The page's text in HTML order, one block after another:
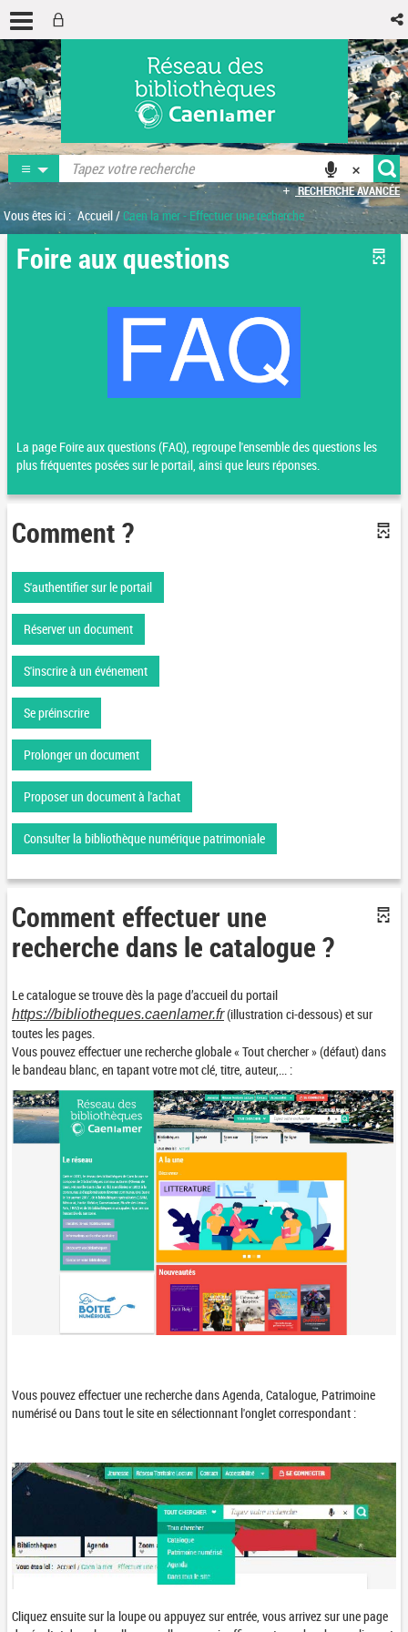
RECHERCHE AVANCÉE
Vous êtes ici : Accueil/Caen la mer - Effectuer une recherche
Foire aux questions
La page Foire aux questions (FAQ), regroupe l'ensemble des questions les
plus fréquentes posées sur le portail, ainsi que leurs réponses.
Comment ?
S'authentifier sur le portail
Réserver un document
S'inscrire à un événement
Se préinscrire
Prolonger un document
Proposer un document à l'achat
Consulter la bibliothèque numérique patrimoniale
Comment effectuer une
recherche dans le catalogue ?
Le catalogue se trouve dès la page d’accueil du portail
https://bibliotheques.caenlamer.fr(illustration ci-dessous) et sur
toutes les pages.
Vous pouvez effectuer une recherche globale « Tout chercher » (défaut) dans
le bandeau blanc, en tapant votre mot clé, titre, auteur,... :
Vous pouvez effectuer une recherche dans Agenda, Catalogue, Patrimoine
numérisé ou Dans tout le site en sélectionnant l'onglet correspondant :
Cliquez ensuite sur la loupe ou appuyez sur entrée, vous arrivez sur une page